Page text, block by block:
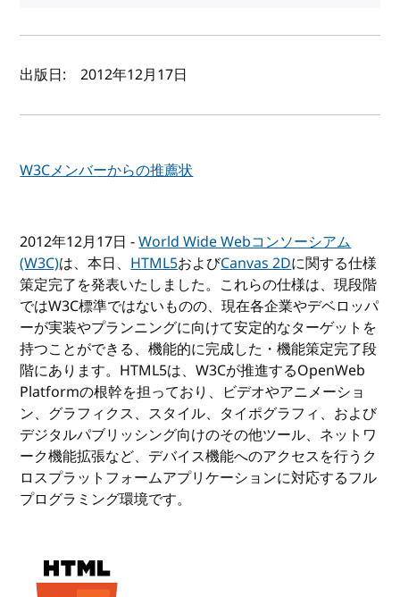
著者と公開日
出版日: 2012年12月17日
W3Cメンバーからの推薦状
2012年12月17日 -World Wide Webコンソーシアム
(W3C)は、本日、HTML5およびCanvas 2Dに関する仕様
策定完了を発表いたしました。これらの仕様は、現段階
ではW3C標準ではないものの、現在各企業やデベロッパ
ーが実装やプランニングに向けて安定的なターゲットを
持つことができる、機能的に完成した・機能策定完了段
階にあります。HTML5は、W3Cが推進するOpenWeb
Platformの根幹を担っており、ビデオやアニメーショ
ン、グラフィクス、スタイル、タイポグラフィ、および
デジタルパブリッシング向けのその他ツール、ネットワ
ーク機能拡張など、デバイス機能へのアクセスを行うク
ロスプラットフォームアプリケーションに対応するフル
プログラミング環境です。